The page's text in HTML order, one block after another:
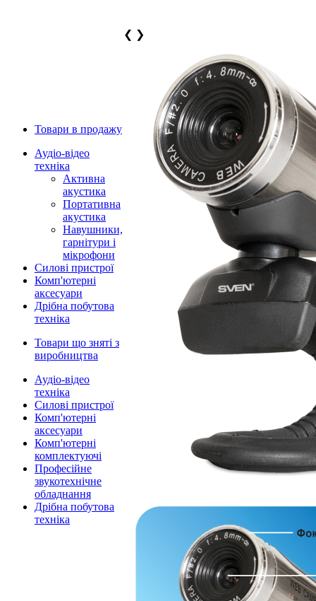
Товари в продажу
Аудіо-відео
техніка
Активна
акустика
Портативна
акустика
Навушники,
гарнітури і
мікрофони
Силові пристрої
Комп'ютерні
аксесуари
Дрібна побутова
техніка
Товари що зняті з
виробництва
Аудіо-відео
техніка
Силові пристрої
Комп'ютерні
аксесуари
Комп'ютерні
комплектуючі
Професійне
звукотехнічне
обладнання
Дрібна побутова
техніка
❮ ❯